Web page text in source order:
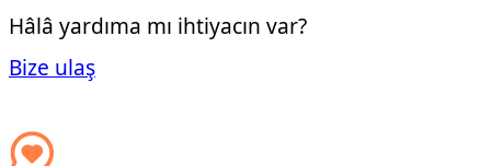
Hâlâ yardıma mı ihtiyacın var?
Bize ulaş